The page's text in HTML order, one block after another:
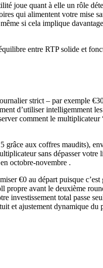
joue quant à elle un rôle
qui alimentent votre mise
si cela implique
entre RTP solide et
strict – par exemple
d’utiliser intelligemment
comment le
aux coffres maudits),
sans dépasser
octobre-novembre .
€0 au départ puisque
propre avant le deuxième
investissement total passe
et ajustement dynamique du